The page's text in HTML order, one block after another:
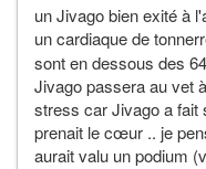
un Jivago bien exité à
un cardiaque de
sont en dessous des
Jivago passera au vet
stress car Jivago a fait
prenait le cœur .. je
aurait valu un podium